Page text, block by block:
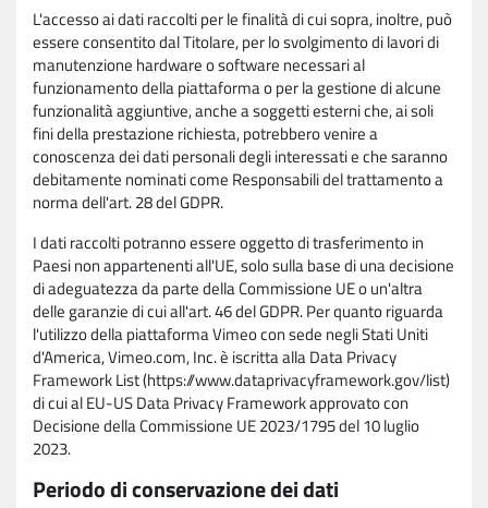
L'accesso ai dati raccolti per le finalità di cui sopra, inoltre, può
essere consentito dal Titolare, per lo svolgimento di lavori di
manutenzione hardware o software necessari al
funzionamento della piattaforma o per la gestione di alcune
funzionalità aggiuntive, anche a soggetti esterni che, ai soli
fini della prestazione richiesta, potrebbero venire a
conoscenza dei dati personali degli interessati e che saranno
debitamente nominati come Responsabili del trattamento a
norma dell'art. 28 del GDPR.
I dati raccolti potranno essere oggetto di trasferimento in
Paesi non appartenenti all'UE, solo sulla base di una decisione
di adeguatezza da parte della Commissione UE o un'altra
delle garanzie di cui all'art. 46 del GDPR. Per quanto riguarda
l'utilizzo della piattaforma Vimeo con sede negli Stati Uniti
d'America, Vimeo.com, Inc. è iscritta alla Data Privacy
Framework List (https://www.dataprivacyframework.gov/list)
di cui al EU-US Data Privacy Framework approvato con
Decisione della Commissione UE 2023/1795 del 10 luglio
2023.
Periodo di conservazione dei dati